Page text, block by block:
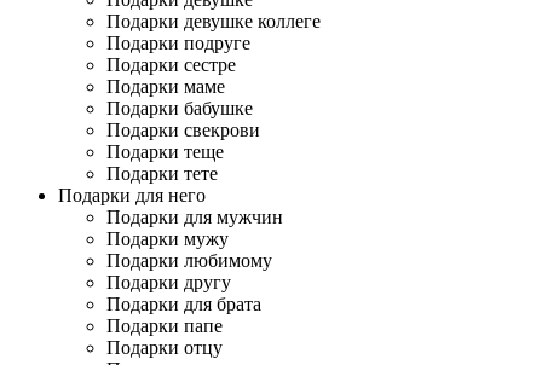
Подарки девушке коллеге
Подарки подруге
Подарки сестре
Подарки маме
Подарки бабушке
Подарки свекрови
Подарки теще
Подарки тете
Подарки для него
Подарки для мужчин
Подарки мужу
Подарки любимому
Подарки другу
Подарки для брата
Подарки папе
Подарки отцу